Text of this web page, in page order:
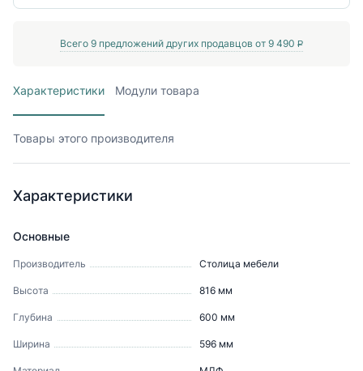
Всего 9 предложений других продавцов от 9 490 P
Характеристики Модули товара
Товары этого производителя
Характеристики
Основные
Производитель Столица мебели
Высота 816 мм
Глубина 600 мм
Ширина 596 мм